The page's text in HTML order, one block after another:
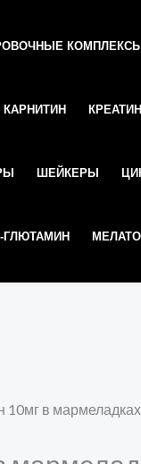
КОМПЛЕКСЫ
КРЕАТИН
ШЕЙКЕРЫ
ГЛЮТАМИН
10мг в